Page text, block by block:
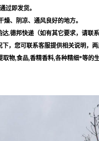
过即发货。
燥、阴凉、通风良好的地方。
达.德邦快递（如有其它要求，请
，您可联系客服提供相关说明，
物,食品,香精香料,各种精细*等的